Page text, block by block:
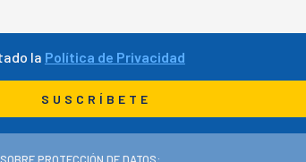
la Política de Privacidad
PROTECCIÓN DE DATOS: